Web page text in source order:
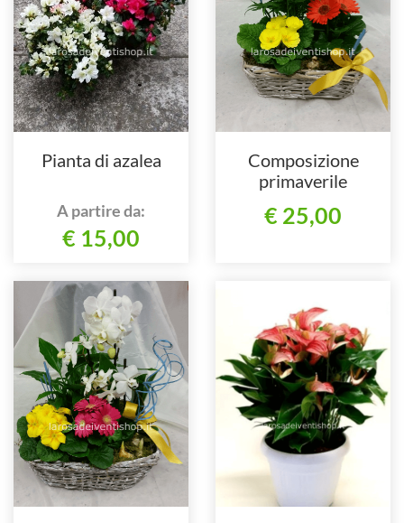
Pianta di azalea
A partire da:
€ 15,00
Composizione
primaverile
€ 25,00